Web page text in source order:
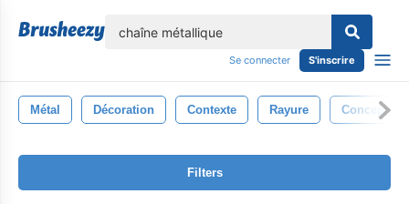
Se connecter S'inscrire
Métal Décoration Contexte Rayure Conception
Filters